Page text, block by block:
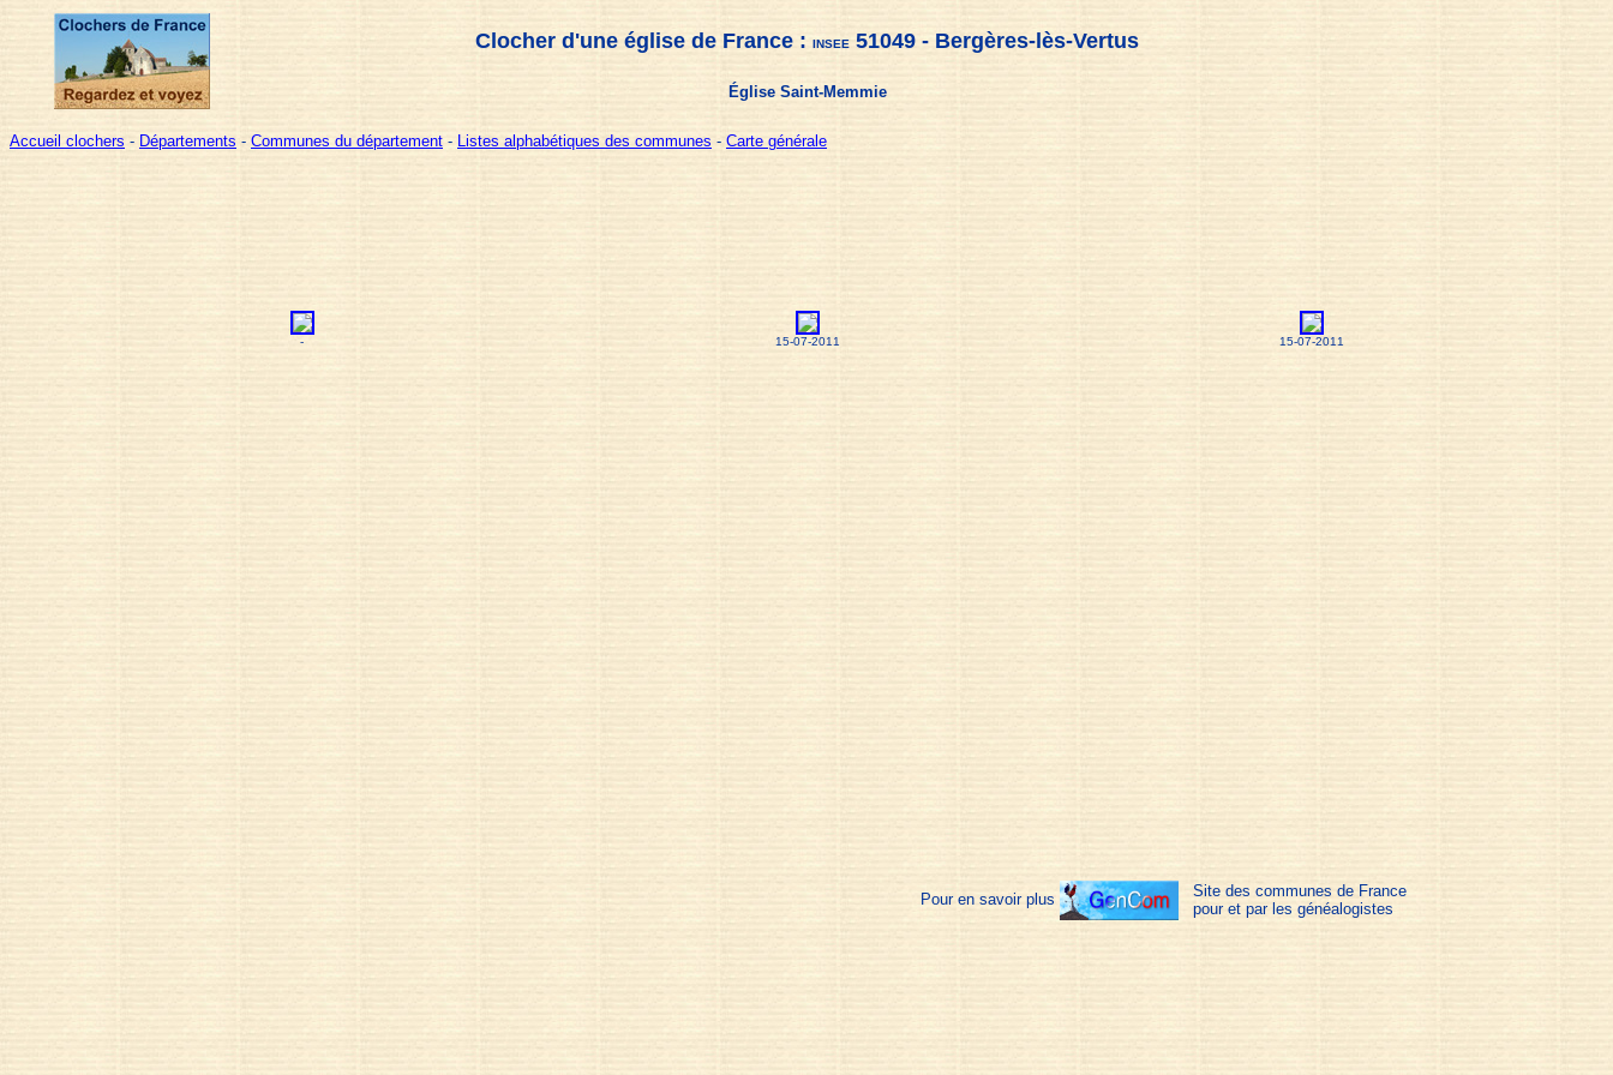
Clocher d'une église de France : INSEE 51049 - Bergères-lès-Vertus
Église Saint-Memmie
Accueil clochers - Départements - Communes du département - Listes alphabétiques des communes - Carte générale
- 15-07-2011 15-07-2011
Pour en savoir plus
Site des communes de France
pour et par les généalogistes